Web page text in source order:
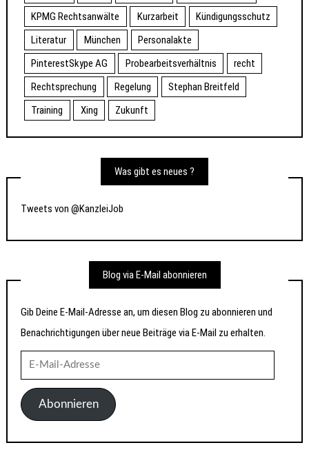
KPMG Rechtsanwälte
Kurzarbeit
Kündigungsschutz
Literatur
München
Personalakte
PinterestSkype AG
Probearbeitsverhältnis
recht
Rechtsprechung
Regelung
Stephan Breitfeld
Training
Xing Zukunft
Was gibt es neues ?
Tweets von @KanzleiJob
Blog via E-Mail abonnieren
Gib Deine E-Mail-Adresse an, um diesen Blog zu abonnieren und
Benachrichtigungen über neue Beiträge via E-Mail zu erhalten.
Mail-
AdresseAbonnieren